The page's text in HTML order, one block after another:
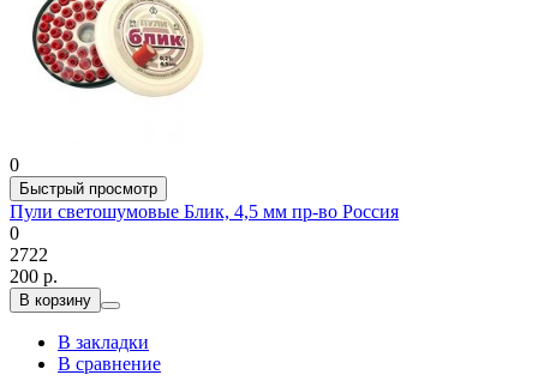
0
Быстрый просмотр
Пули светошумовые Блик, 4,5 мм пр-во Россия
0
2722
200 р.
В корзину
В закладки
В сравнение